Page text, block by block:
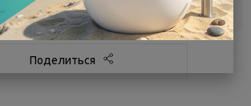
под заказ 3 - 7 дней
Поделиться